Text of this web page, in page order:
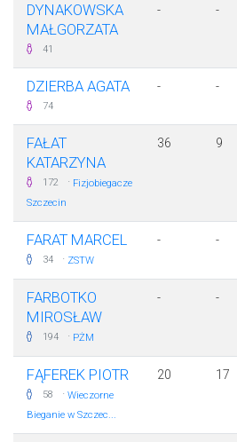
DYNAKOWSKA
MAŁGORZATA
41
- -
DZIERBA AGATA
74
- -
FAŁAT
KATARZYNA
172 · Fizjobiegacze
Szczecin
36 9
FARAT MARCEL
34 · ZSTW
- -
FARBOTKO
MIROSŁAW
194 · PŻM
- -
FĄFEREK PIOTR
58 · Wieczorne
Bieganie w Szczec...
20 17